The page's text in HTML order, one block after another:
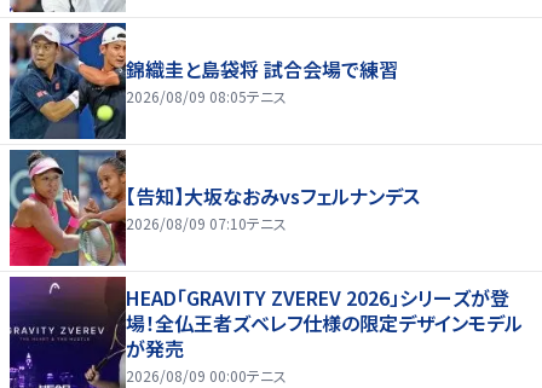
錦織圭と島袋将 試合会場で練習
2026/08/09 08:05テニス
【告知】大坂なおみvsフェルナンデス
2026/08/09 07:10テニス
HEAD「GRAVITY ZVEREV 2026」シリーズが登
場！全仏王者ズベレフ仕様の限定デザインモデル
が発売
2026/08/09 00:00テニス